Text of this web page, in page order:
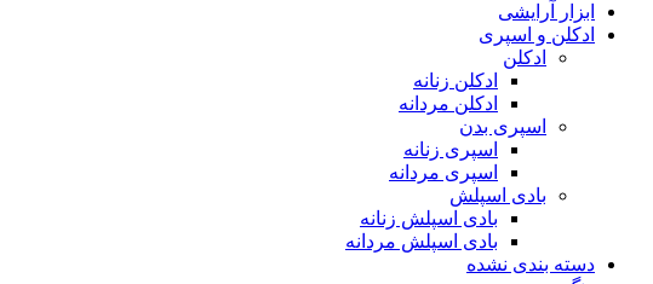
ابزار آرایشی
ادکلن و اسپری
ادکلن
ادکلن زنانه
ادکلن مردانه
اسپری بدن
اسپری زنانه
اسپری مردانه
بادی اسپلش
بادی اسپلش زنانه
بادی اسپلش مردانه
دسته بندی نشده